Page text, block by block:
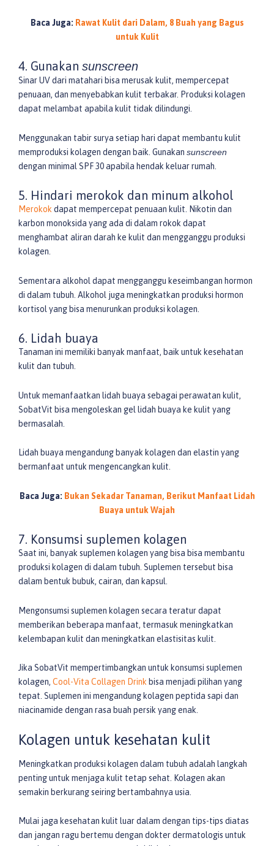
Baca Juga: Rawat Kulit dari Dalam, 8 Buah yang Bagus
untuk Kulit
4. Gunakan sunscreen
Sinar UV dari matahari bisa merusak kulit, mempercepat
penuaan, dan menyebabkan kulit terbakar. Produksi kolagen
dapat melambat apabila kulit tidak dilindungi.
Menggunakan tabir surya setiap hari dapat membantu kulit
memproduksi kolagen dengan baik. Gunakan sunscreen
dengan minimal SPF 30 apabila hendak keluar rumah.
5. Hindari merokok dan minum alkohol
Merokokdapat mempercepat penuaan kulit. Nikotin dan
karbon monoksida yang ada di dalam rokok dapat
menghambat aliran darah ke kulit dan mengganggu produksi
kolagen.
Sementara alkohol dapat mengganggu keseimbangan hormon
di dalam tubuh. Alkohol juga meningkatkan produksi hormon
kortisol yang bisa menurunkan produksi kolagen.
6. Lidah buaya
Tanaman ini memiliki banyak manfaat, baik untuk kesehatan
kulit dan tubuh.
Untuk memanfaatkan lidah buaya sebagai perawatan kulit,
SobatVit bisa mengoleskan gel lidah buaya ke kulit yang
bermasalah.
Lidah buaya mengandung banyak kolagen dan elastin yang
bermanfaat untuk mengencangkan kulit.
Baca Juga: Bukan Sekadar Tanaman, Berikut Manfaat Lidah
Buaya untuk Wajah
7. Konsumsi suplemen kolagen
Saat ini, banyak suplemen kolagen yang bisa bisa membantu
produksi kolagen di dalam tubuh. Suplemen tersebut bisa
dalam bentuk bubuk, cairan, dan kapsul.
Mengonsumsi suplemen kolagen secara teratur dapat
memberikan beberapa manfaat, termasuk meningkatkan
kelembapan kulit dan meningkatkan elastisitas kulit.
Jika SobatVit mempertimbangkan untuk konsumsi suplemen
kolagen, Cool-Vita Collagen Drink bisa menjadi pilihan yang
tepat. Suplemen ini mengandung kolagen peptida sapi dan
niacinamide dengan rasa buah persik yang enak.
Kolagen untuk kesehatan kulit
Meningkatkan produksi kolagen dalam tubuh adalah langkah
penting untuk menjaga kulit tetap sehat. Kolagen akan
semakin berkurang seiring bertambahnya usia.
Mulai jaga kesehatan kulit luar dalam dengan tips-tips diatas
dan jangan ragu bertemu dengan dokter dermatologis untuk